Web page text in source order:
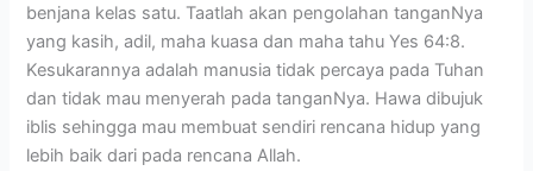
benjana kelas satu. Taatlah akan pengolahan tanganNya
yang kasih, adil, maha kuasa dan maha tahu Yes 64:8.
Kesukarannya adalah manusia tidak percaya pada Tuhan
dan tidak mau menyerah pada tanganNya. Hawa dibujuk
iblis sehingga mau membuat sendiri rencana hidup yang
lebih baik dari pada rencana Allah.